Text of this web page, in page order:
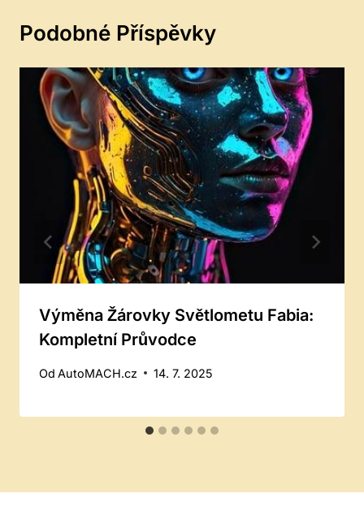
Podobné Příspěvky
Výměna Žárovky Světlometu Fabia:
Kompletní Průvodce
Od AutoMACH.cz 14. 7. 2025